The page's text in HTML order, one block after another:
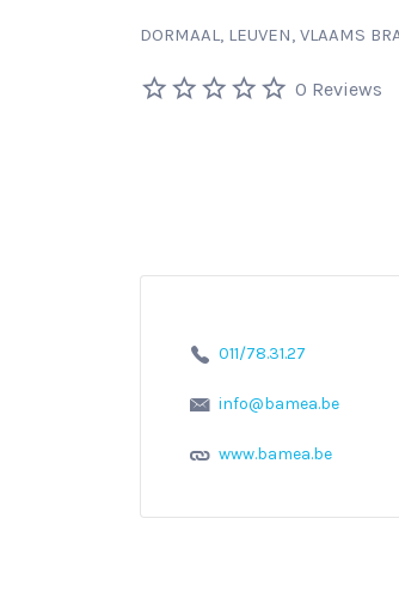
DORMAAL, LEUVEN, VLAAMS
0 Reviews
011/78.31.27
info@bamea.be
www.bamea.be